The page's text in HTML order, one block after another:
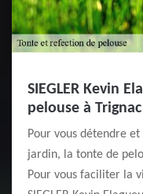
SIEGLER Kevin
pelouse à Trignac
Pour vous détendre
jardin, la tonte de
Pour vous faciliter la